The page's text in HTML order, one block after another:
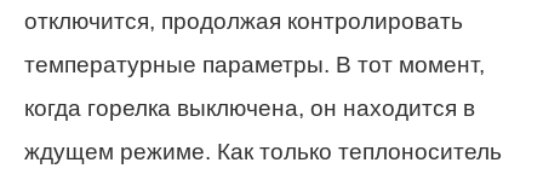
отключится, продолжая контролировать
температурные параметры. В тот момент,
когда горелка выключена, он находится в
ждущем режиме. Как только теплоноситель